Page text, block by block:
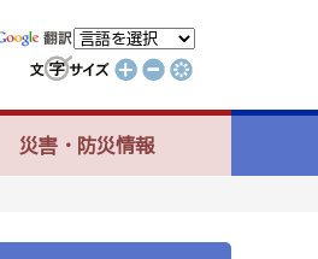
災害・防災情報